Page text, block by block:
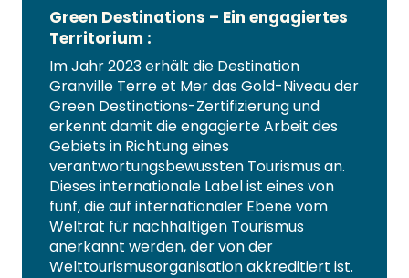
Green Destinations – Ein engagiertes
Territorium :
Im Jahr 2023 erhält die Destination
Granville Terre et Mer das Gold-Niveau der
Green Destinations-Zertifizierung und
erkennt damit die engagierte Arbeit des
Gebiets in Richtung eines
verantwortungsbewussten Tourismus an.
Dieses internationale Label ist eines von
fünf, die auf internationaler Ebene vom
Weltrat für nachhaltigen Tourismus
anerkannt werden, der von der
Welttourismusorganisation akkreditiert ist.